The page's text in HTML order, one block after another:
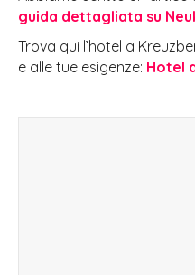
guida dettagliata su
Trova qui l’hotel a
e alle tue esigenze: Hotel